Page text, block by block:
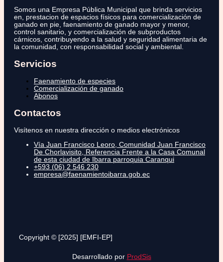
Somos una Empresa Pública Municipal que brinda servicios
en, prestacion de espacios físicos para comercialización de
ganado en pie, faenamiento de ganado mayor y menor,
control sanitario, y comercialización de subproductos
cárnicos, contribuyendo a la salud y seguridad alimentaria de
la comunidad, con responsabilidad social y ambiental.
Servicios
Faenamiento de especies
Comercialización de ganado
Abonos
Contactos
Visítenos en nuestra dirección o medios electrónicos
Vía Juan Francisco Leoro, Comunidad Juan Francisco
De Chorlavisito, Referencia Frente a la Casa Comunal
de esta ciudad de Ibarra parroquia Caranqui
+593 (06) 2 546 230
empresa@faenamientoibarra.gob.ec
Copyright © [2025] [EMFI-EP]
Desarrollado por ProdSis